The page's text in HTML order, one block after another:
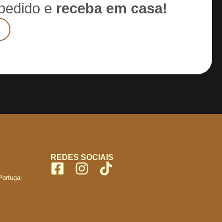
e receba em casa!
REDES SOCIAIS